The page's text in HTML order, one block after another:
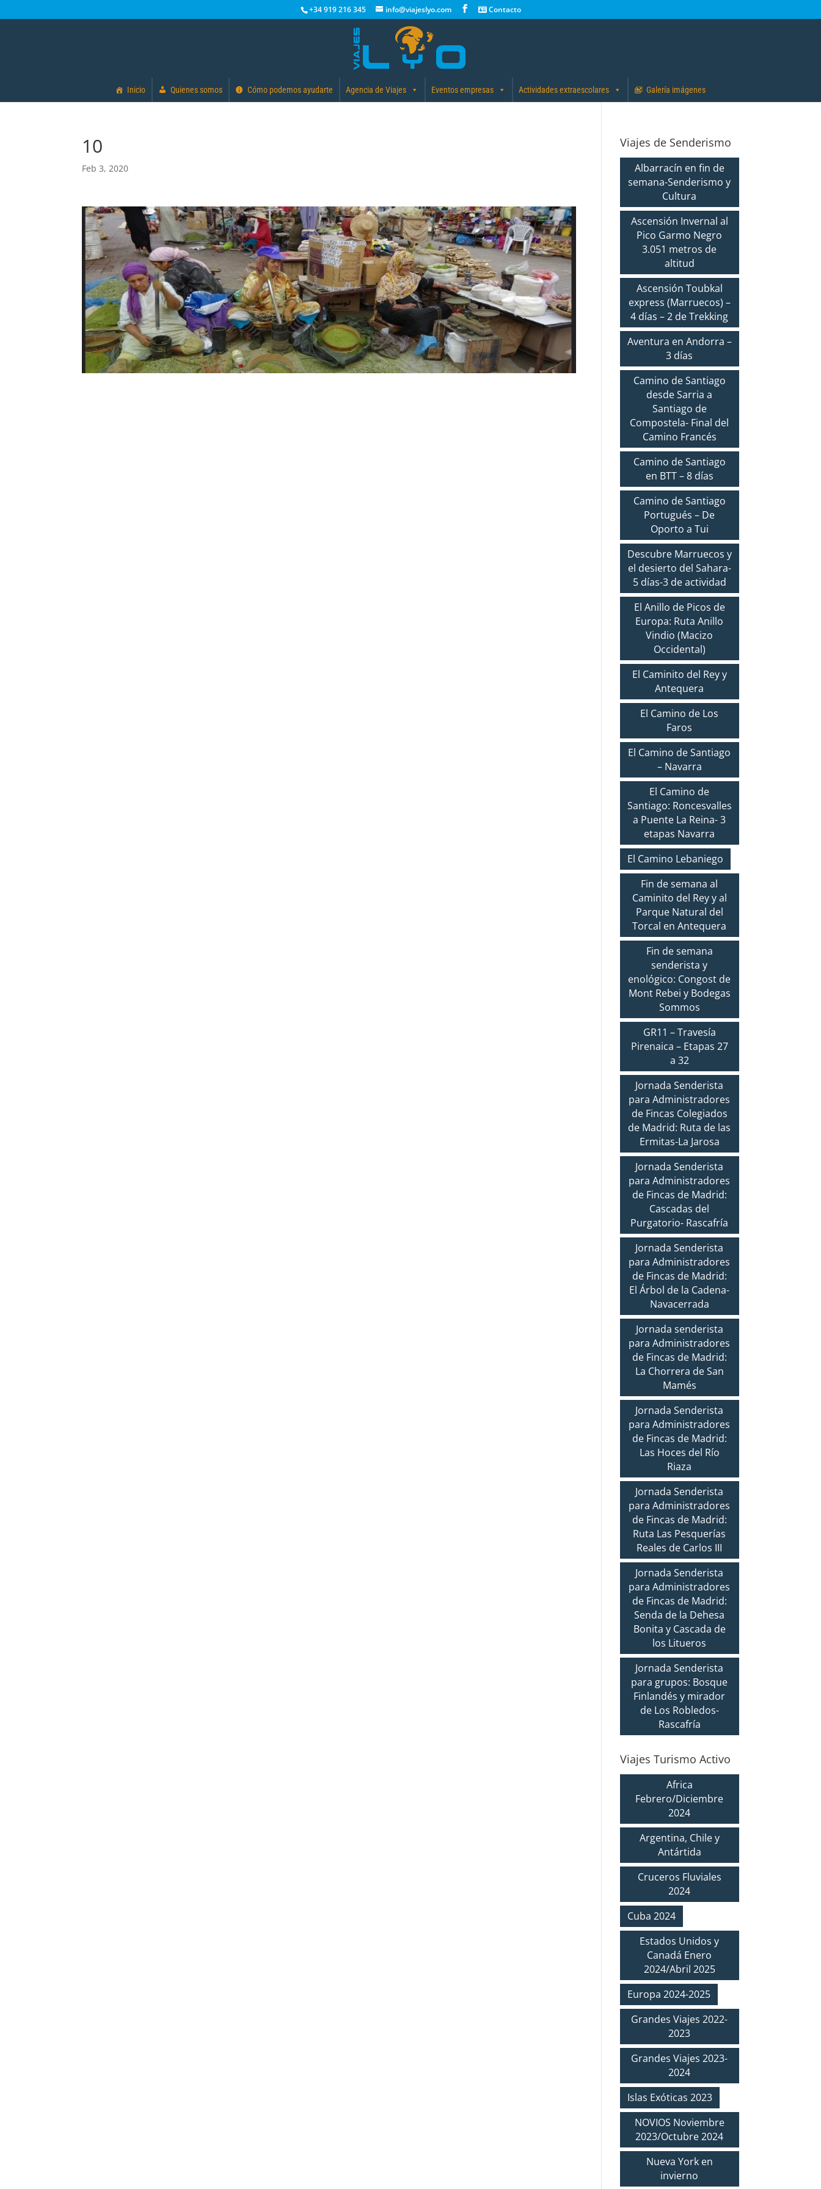
+34 919 216 345 info@viajeslyo.com Contacto
Inicio Quienes somos Cómo podemos ayudarte Agencia de Viajes Eventos empresas Actividades extraescolares Galería imágenes
10
Feb 3, 2020
Viajes de Senderismo
Albarracín en fin de
semana-Senderismo y
Cultura
Ascensión Invernal al
Pico Garmo Negro
3.051 metros de
altitud
Ascensión Toubkal
express (Marruecos) –
4 días – 2 de Trekking
Aventura en Andorra –
3 días
Camino de Santiago
desde Sarria a
Santiago de
Compostela- Final del
Camino Francés
Camino de Santiago
en BTT – 8 días
Camino de Santiago
Portugués – De
Oporto a Tui
Descubre Marruecos y
el desierto del Sahara-
5 días-3 de actividad
El Anillo de Picos de
Europa: Ruta Anillo
Vindio (Macizo
Occidental)
El Caminito del Rey y
Antequera
El Camino de Los
Faros
El Camino de Santiago
– Navarra
El Camino de
Santiago: Roncesvalles
a Puente La Reina- 3
etapas Navarra
El Camino Lebaniego
Fin de semana al
Caminito del Rey y al
Parque Natural del
Torcal en Antequera
Fin de semana
senderista y
enológico: Congost de
Mont Rebei y Bodegas
Sommos
GR11 – Travesía
Pirenaica – Etapas 27
a 32
Jornada Senderista
para Administradores
de Fincas Colegiados
de Madrid: Ruta de las
Ermitas-La Jarosa
Jornada Senderista
para Administradores
de Fincas de Madrid:
Cascadas del
Purgatorio- Rascafría
Jornada Senderista
para Administradores
de Fincas de Madrid:
El Árbol de la Cadena-
Navacerrada
Jornada senderista
para Administradores
de Fincas de Madrid:
La Chorrera de San
Mamés
Jornada Senderista
para Administradores
de Fincas de Madrid:
Las Hoces del Río
Riaza
Jornada Senderista
para Administradores
de Fincas de Madrid:
Ruta Las Pesquerías
Reales de Carlos III
Jornada Senderista
para Administradores
de Fincas de Madrid:
Senda de la Dehesa
Bonita y Cascada de
los Litueros
Jornada Senderista
para grupos: Bosque
Finlandés y mirador
de Los Robledos-
Rascafría
Viajes Turismo Activo
Africa
Febrero/Diciembre
2024
Argentina, Chile y
Antártida
Cruceros Fluviales
2024
Cuba 2024
Estados Unidos y
Canadá Enero
2024/Abril 2025
Europa 2024-2025
Grandes Viajes 2022-
2023
Grandes Viajes 2023-
2024
Islas Exóticas 2023
NOVIOS Noviembre
2023/Octubre 2024
Nueva York en
invierno